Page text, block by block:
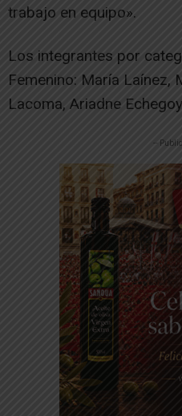
trabajo en equipo».
Los integrantes por
Femenino: María Laínez,
Lacoma, Ariadne
--